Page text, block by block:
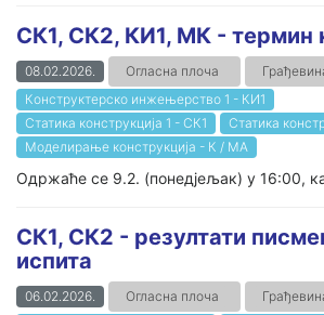
СК1, СК2, КИ1, МК - термин
08.02.2026. Огласна плоча
Конструктерско инжењерство 1 - КИ1
Статика конструкција 1 - СК1
Статика
Моделирање конструкција - К / МА
Одржаће се 9.2. (понедјељак) у 16:00,
СК1, СК2 - резултати
испита
06.02.2026. Огласна плоча